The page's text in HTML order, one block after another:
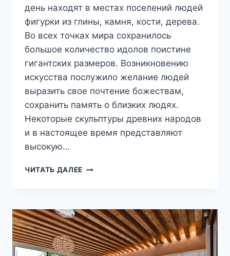
день находят в местах поселений людей
фигурки из глины, камня, кости, дерева.
Во всех точках мира сохранилось
большое количество идолов поистине
гигантских размеров. Возникновению
искусства послужило желание людей
выразить свое почтение божествам,
сохранить память о близких людях.
Некоторые скульптуры древних народов
и в настоящее время представляют
высокую…
ЧИТАТЬ ДАЛЕЕ СКУЛЬПТУРА:
ИЗГОТОВЛЕНИЯ,
ОБЛАСТЬ
ПРИМЕНЕНИЯ